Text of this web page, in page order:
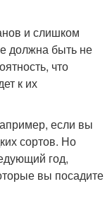
и слишком
должна быть не
что
к их
если вы
сортов. Но
год,
вы посадите